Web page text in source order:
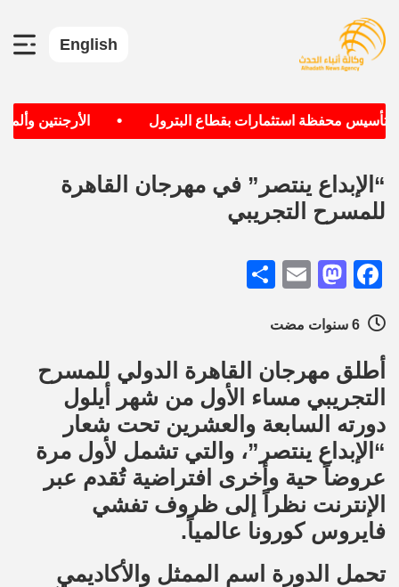
English
تأسيس محفظة استثمارات بقطاع البترول الأرجنتين
“الإبداع ينتصر” في مهرجان القاهرة
للمسرح التجريبي
Facebook
Mastodon
Email
أطلق مهرجان القاهرة الدولي للمسرح
التجريبي مساء الأول من شهر أيلول
دورته السابعة والعشرين تحت شعار
“الإبداع ينتصر”، والتي تشمل لأول مرة
عروضاً حية وأخرى افتراضية تُقدم عبر
الإنترنت نظراً إلى ظروف تفشي
فايروس كورونا عالمياً.
تحمل الدورة اسم الممثل والأكاديمي